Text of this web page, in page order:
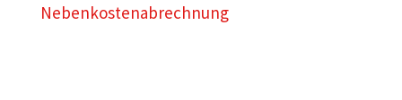
Nebenkostenabrechnung